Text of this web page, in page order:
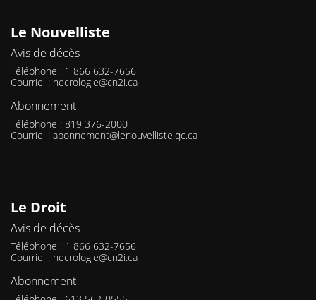
Le Nouvelliste
Avis de décès
Téléphone : 1 866 632-7656
Courriel : necrologie@cn2i.ca
Abonnement
Téléphone : 819 376-2000
Courriel : abonnement@lenouvelliste.qc.ca
Le Droit
Avis de décès
Téléphone : 1 866 632-7656
Courriel : necrologie@cn2i.ca
Abonnement